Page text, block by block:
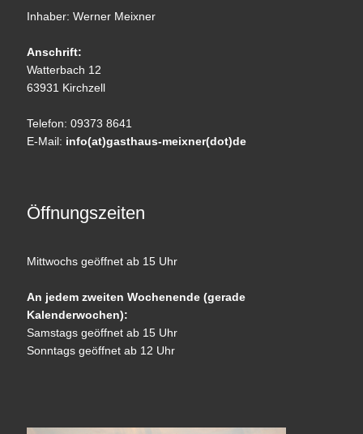
Inhaber: Werner Meixner
Anschrift:
Watterbach 12
63931 Kirchzell
Telefon: 09373 8641
E-Mail: info(at)gasthaus-meixner(dot)de
Öffnungszeiten
Mittwochs geöffnet ab 15 Uhr
An jedem zweiten Wochenende (gerade
Kalenderwochen):
Samstags geöffnet ab 15 Uhr
Sonntags geöffnet ab 12 Uhr